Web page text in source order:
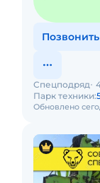
Позвонить
Обновлено
Спецподряд
Парк техники: